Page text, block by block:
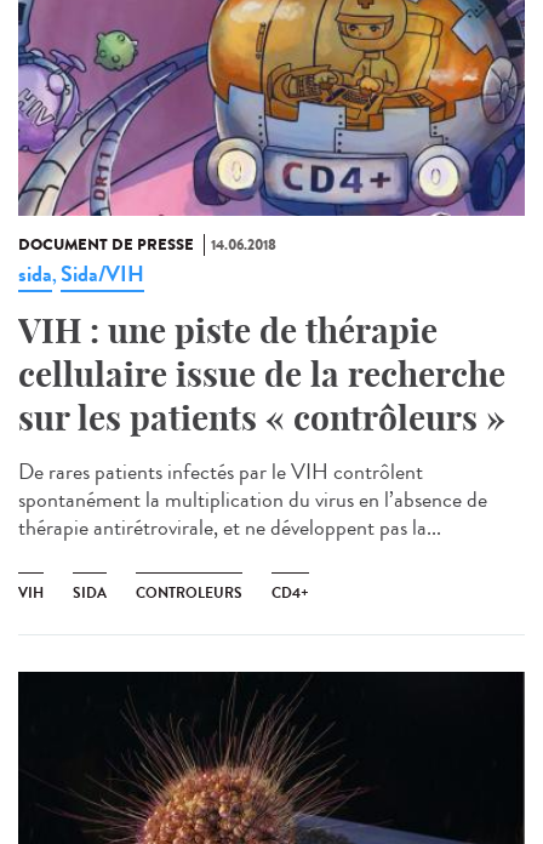
DOCUMENT DE PRESSE 14.06.2018
sida,Sida/VIH
VIH : une piste de thérapie
cellulaire issue de la recherche
sur les patients « contrôleurs »
De rares patients infectés par le VIH contrôlent
spontanément la multiplication du virus en l’absence de
thérapie antirétrovirale, et ne développent pas la...
VIH SIDA CONTROLEURS CD4+